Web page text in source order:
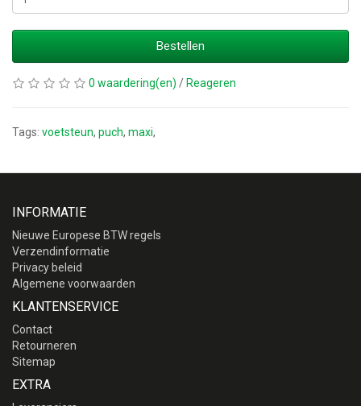
Bestellen
0 waardering(en) / Reageren
Tags: voetsteun, puch, maxi,
INFORMATIE
Nieuwe Europese BTW regels
Verzendinformatie
Privacy beleid
Algemene voorwaarden
KLANTENSERVICE
Contact
Retourneren
Sitemap
EXTRA